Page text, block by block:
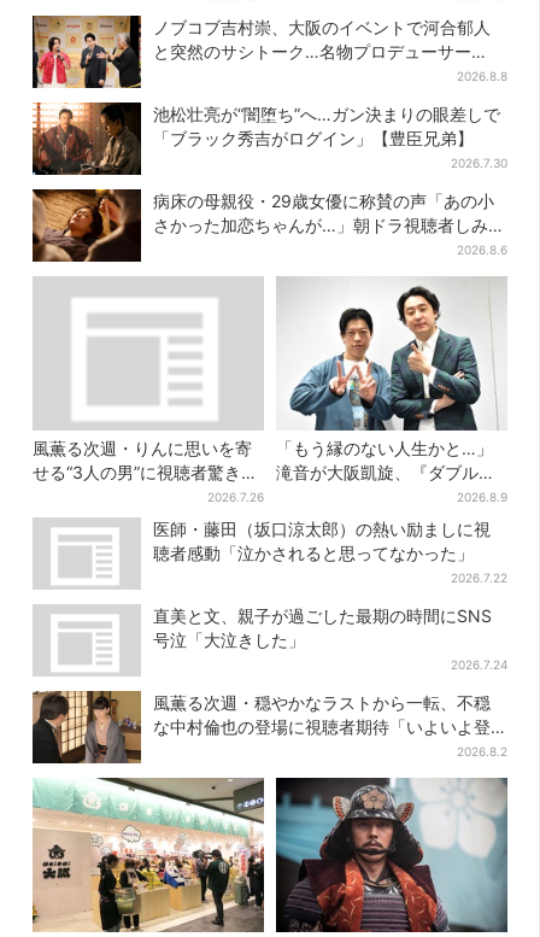
ノブコブ吉村崇、大阪のイベントで河合郁人
と突然のサシトーク…名物プロデューサー
2026.8.8
池松壮亮が“闇堕ち”へ…ガン決まりの眼差しで
「ブラック秀吉がログイン」【豊臣兄弟】
2026.7.30
病床の母親役・29歳女優に称賛の声「あの小
さかった加恋ちゃんが…」朝ドラ視聴者しみじ
2026.8.6
風薫る次週・りんに思いを寄
せる“3人の男”に視聴者驚き
「みんな出ますやん！」2026.7.26
「もう縁のない人生かと…」
滝音が大阪凱旋、『ダブルイ
ンパクト』優勝後に本音明か
す
2026.8.9
医師・藤田（坂口涼太郎）の熱い励ましに視
聴者感動「泣かされると思ってなかった」
2026.7.22
直美と文、親子が過ごした最期の時間にSNS
号泣「大泣きした」
2026.7.24
風薫る次週・穏やかなラストから一転、不穏
な中村倫也の登場に視聴者期待「いよいよ登
2026.8.2